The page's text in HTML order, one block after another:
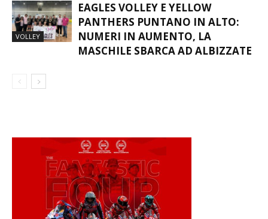
VOLLEY
EAGLES VOLLEY E YELLOW
PANTHERS PUNTANO IN ALTO:
NUMERI IN AUMENTO, LA
MASCHILE SBARCA AD ALBIZZATE